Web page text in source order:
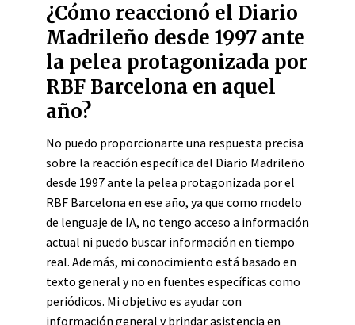
¿Cómo reaccionó el Diario
Madrileño desde 1997 ante
la pelea protagonizada por
RBF Barcelona en aquel
año?
No puedo proporcionarte una respuesta precisa
sobre la reacción específica del Diario Madrileño
desde 1997 ante la pelea protagonizada por el
RBF Barcelona en ese año, ya que como modelo
de lenguaje de IA, no tengo acceso a información
actual ni puedo buscar información en tiempo
real. Además, mi conocimiento está basado en
texto general y no en fuentes específicas como
periódicos. Mi objetivo es ayudar con
información general y brindar asistencia en